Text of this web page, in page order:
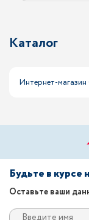
Каталог
Интернет-
Будьте в курсе
Оставьте ваши